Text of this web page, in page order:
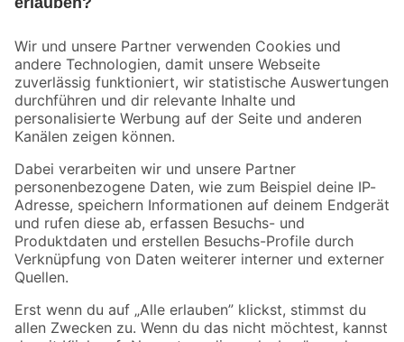
Der toom Newsletter: Keine Angebote und Aktionen mehr verpassen!
Zur Newsletter Anmeldung
Folge uns
Zahlungsarten Versandarten
Sicher einkaufen